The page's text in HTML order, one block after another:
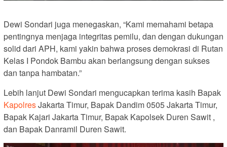
Dewi Sondari juga menegaskan, “Kami memahami betapa
pentingnya menjaga integritas pemilu, dan dengan dukungan
solid dari APH, kami yakin bahwa proses demokrasi di Rutan
Kelas I Pondok Bambu akan berlangsung dengan sukses
dan tanpa hambatan.”
Lebih lanjut Dewi Sondari mengucapkan terima kasih Bapak
KapolresJakarta Timur, Bapak Dandim 0505 Jakarta Timur,
Bapak Kajari Jakarta Timur, Bapak Kapolsek Duren Sawit ,
dan Bapak Danramil Duren Sawit.